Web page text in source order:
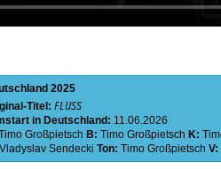
2025
Titel: FLUSS
in Deutschland: 11.06.2026
Großpietsch B: Timo Großpietsch K:
Vladyslav Sendecki Ton: Timo Großpietsch V: